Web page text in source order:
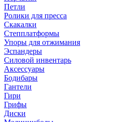
Петли
Ролики для пресса
Скакалки
Степплатформы
Упоры для отжимания
Эспандеры
Силовой инвентарь
Аксессуары
Бодибары
Гантели
Гири
Грифы
Диски